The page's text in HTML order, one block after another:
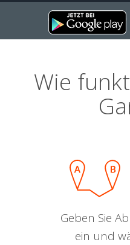
Wie
Geben Sie
ein und